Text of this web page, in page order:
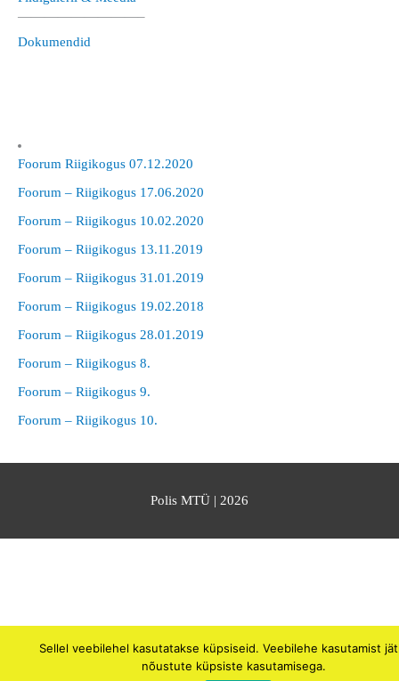
—————————–
Dokumendid
Foorum Riigikogus 07.12.2020
Foorum – Riigikogus 17.06.2020
Foorum – Riigikogus 10.02.2020
Foorum – Riigikogus 13.11.2019
Foorum – Riigikogus 31.01.2019
Foorum – Riigikogus 19.02.2018
Foorum – Riigikogus 28.01.2019
Foorum – Riigikogus 8.
Foorum – Riigikogus 9.
Foorum – Riigikogus 10.
Polis MTÜ | 2026
Sellel veebilehel kasutatakse küpsiseid. Veebilehe kasutamist
nõustute küpsiste kasutamisega.